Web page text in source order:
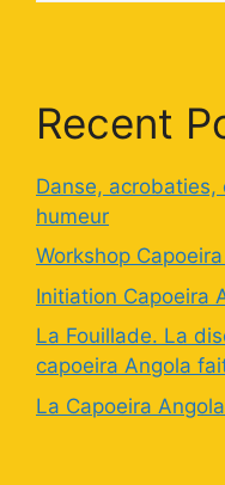
Recent
Danse,
humeur
Workshop
Initiation Capoeira
La Fouillade. La
capoeira Angola
La Capoeira